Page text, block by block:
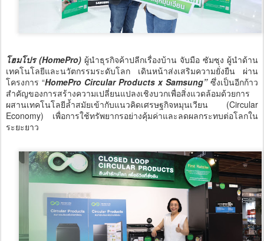
โฮมโปร (HomePro) ผู้นำธุรกิจค้าปลีกเรื่องบ้าน จับมือ ซัมซุง ผู้นำด้าน
เทคโนโลยีและนวัตกรรมระดับโลก เดินหน้าส่งเสริมความยั่งยืน ผ่าน
โครงการ “HomePro Circular Products x Samsung”ซึ่งเป็นอีกก้าว
สำคัญของการสร้างความเปลี่ยนแปลงเชิงบวกเพื่อสิ่งแวดล้อมด้วยการ
ผสานเทคโนโลยีล้ำสมัยเข้ากับแนวคิดเศรษฐกิจหมุนเวียน (Circular
Economy) เพื่อการใช้ทรัพยากรอย่างคุ้มค่าและลดผลกระทบต่อโลกใน
ระยะยาว